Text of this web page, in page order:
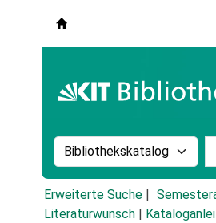
Suche im Katalog nach:
Erweiterte Suche
Literaturwunsch